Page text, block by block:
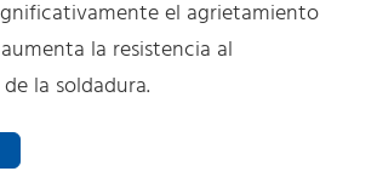
el agrietamiento
la resistencia al
la soldadura.